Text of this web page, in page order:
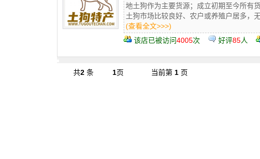
地土狗作为主要货源；成立初期至今所有
土狗市场比较良好、农户或养殖户居多，
(查看全文>>>)
该店已被访问4005次 好评85人
共2 条 1页 当前第 1 页